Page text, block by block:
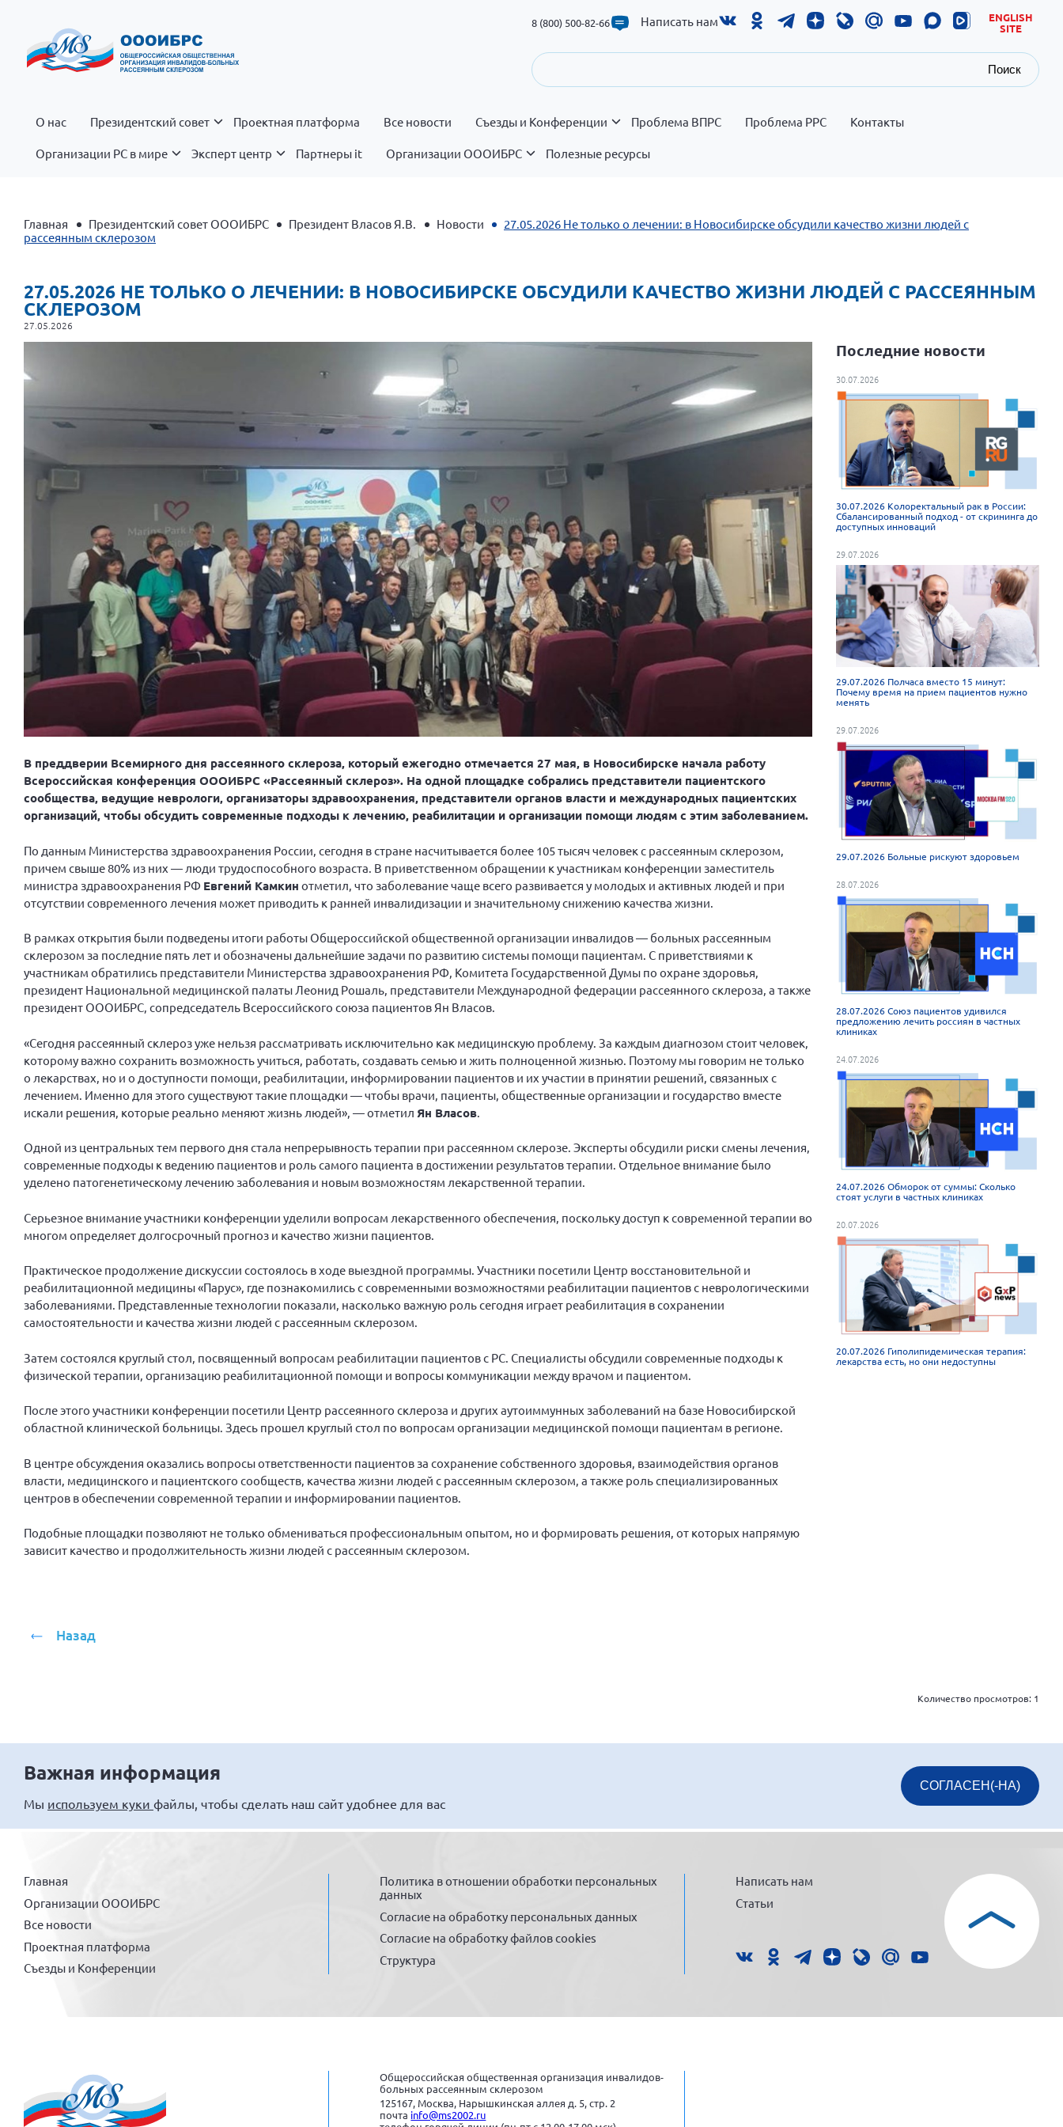
8 (800) 500-82-66 Написать нам
ENGLISH
SITE
Поиск
О нас Президентский совет Проектная платформа Все новости Съезды и Конференции Проблема ВПРС Проблема РРС Контакты
Организации РС в мире Эксперт центр Партнеры it Организации ОООИБРС Полезные ресурсы
Главная Президентский совет ОООИБРС Президент Власов Я.В. Новости
27.05.2026 Не только о лечении: в Новосибирске обсудили качество жизни людей с
рассеянным склерозом
27.05.2026 НЕ ТОЛЬКО О ЛЕЧЕНИИ: В НОВОСИБИРСКЕ ОБСУДИЛИ КАЧЕСТВО ЖИЗНИ ЛЮДЕЙ С РАССЕЯННЫМ
СКЛЕРОЗОМ
27.05.2026
В преддверии Всемирного дня рассеянного склероза, который ежегодно отмечается 27 мая, в Новосибирске начала работу
Всероссийская конференция ОООИБРС «Рассеянный склероз». На одной площадке собрались представители пациентского
сообщества, ведущие неврологи, организаторы здравоохранения, представители органов власти и международных пациентских
организаций, чтобы обсудить современные подходы к лечению, реабилитации и организации помощи людям с этим заболеванием.
По данным Министерства здравоохранения России, сегодня в стране насчитывается более 105 тысяч человек с рассеянным склерозом,
причем свыше 80% из них — люди трудоспособного возраста. В приветственном обращении к участникам конференции заместитель
министра здравоохранения РФ Евгений Камкин отметил, что заболевание чаще всего развивается у молодых и активных людей и при
отсутствии современного лечения может приводить к ранней инвалидизации и значительному снижению качества жизни.
В рамках открытия были подведены итоги работы Общероссийской общественной организации инвалидов — больных рассеянным
склерозом за последние пять лет и обозначены дальнейшие задачи по развитию системы помощи пациентам. С приветствиями к
участникам обратились представители Министерства здравоохранения РФ, Комитета Государственной Думы по охране здоровья,
президент Национальной медицинской палаты Леонид Рошаль, представители Международной федерации рассеянного склероза, а также
президент ОООИБРС, сопредседатель Всероссийского союза пациентов Ян Власов.
«Сегодня рассеянный склероз уже нельзя рассматривать исключительно как медицинскую проблему. За каждым диагнозом стоит человек,
которому важно сохранить возможность учиться, работать, создавать семью и жить полноценной жизнью. Поэтому мы говорим не только
о лекарствах, но и о доступности помощи, реабилитации, информировании пациентов и их участии в принятии решений, связанных с
лечением. Именно для этого существуют такие площадки — чтобы врачи, пациенты, общественные организации и государство вместе
искали решения, которые реально меняют жизнь людей», — отметил Ян Власов
Одной из центральных тем первого дня стала непрерывность терапии при рассеянном склерозе. Эксперты обсудили риски смены лечения,
современные подходы к ведению пациентов и роль самого пациента в достижении результатов терапии. Отдельное внимание было
уделено патогенетическому лечению заболевания и новым возможностям лекарственной терапии.
Серьезное внимание участники конференции уделили вопросам лекарственного обеспечения, поскольку доступ к современной терапии во
многом определяет долгосрочный прогноз и качество жизни пациентов.
Практическое продолжение дискуссии состоялось в ходе выездной программы. Участники посетили Центр восстановительной и
реабилитационной медицины «Парус», где познакомились с современными возможностями реабилитации пациентов с неврологическими
заболеваниями. Представленные технологии показали, насколько важную роль сегодня играет реабилитация в сохранении
самостоятельности и качества жизни людей с рассеянным склерозом.
Затем состоялся круглый стол, посвященный вопросам реабилитации пациентов с РС. Специалисты обсудили современные подходы к
физической терапии, организацию реабилитационной помощи и вопросы коммуникации между врачом и пациентом.
После этого участники конференции посетили Центр рассеянного склероза и других аутоиммунных заболеваний на базе Новосибирской
областной клинической больницы. Здесь прошел круглый стол по вопросам организации медицинской помощи пациентам в регионе.
В центре обсуждения оказались вопросы ответственности пациентов за сохранение собственного здоровья, взаимодействия органов
власти, медицинского и пациентского сообществ, качества жизни людей с рассеянным склерозом, а также роль специализированных
центров в обеспечении современной терапии и информировании пациентов.
Подобные площадки позволяют не только обмениваться профессиональным опытом, но и формировать решения, от которых напрямую
зависит качество и продолжительность жизни людей с рассеянным склерозом.
Последние новости
30.07.2026
30.07.2026 Колоректальный рак в России:
Сбалансированный подход - от скрининга до
доступных инноваций
29.07.2026
29.07.2026 Полчаса вместо 15 минут:
Почему время на прием пациентов нужно
менять
29.07.2026
29.07.2026 Больные рискуют здоровьем
28.07.2026
28.07.2026 Союз пациентов удивился
предложению лечить россиян в частных
клиниках
24.07.2026
24.07.2026 Обморок от суммы: Сколько
стоят услуги в частных клиниках
20.07.2026
20.07.2026 Гиполипидемическая терапия:
лекарства есть, но они недоступны
Назад
Количество просмотров: 1
Важная информация
Мы используем куки файлы, чтобы сделать наш сайт удобнее для вас
СОГЛАСЕН(-НА)
Главная
Организации ОООИБРС
Все новости
Проектная платформа
Съезды и Конференции
Политика в отношении обработки персональных
данных
Согласие на обработку персональных данных
Согласие на обработку файлов cookies
Структура
Написать нам
Статьи
Общероссийская общественная организация инвалидов-
больных рассеянным склерозом
125167, Москва, Нарышкинская аллея д. 5, стр. 2
почта info@ms2002.ru